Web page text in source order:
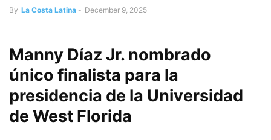
By La Costa Latina - December 9, 2025
Manny Díaz Jr. nombrado
único finalista para la
presidencia de la Universidad
de West Florida